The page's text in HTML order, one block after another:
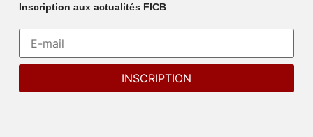
Inscription aux actualités FICB